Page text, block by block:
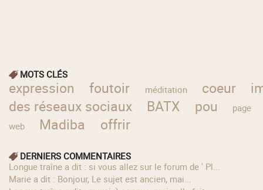
MOTS CLÉS
expression foutoir méditation coeur
des réseaux sociaux
BATX pou
page
web
Madiba offrir
DERNIERS COMMENTAIRES
longue traîne a dit : si vous allez sur le forum de ' Pl...
Marie a dit : Bonjour, Le sujet est ancien, mai...